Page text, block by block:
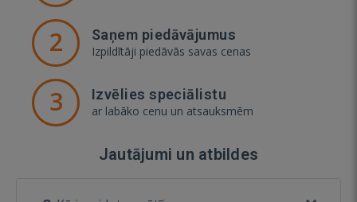
2 Saņem piedāvājumus
Izpildītāji piedāvās savas cenas
3 Izvēlies speciālistu
ar labāko cenu un atsauksmēm
Jautājumi un atbildes